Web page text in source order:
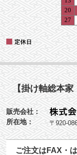
【掛け軸総本
販売会社：
所在地：
〒920-
ご注文はFAX・